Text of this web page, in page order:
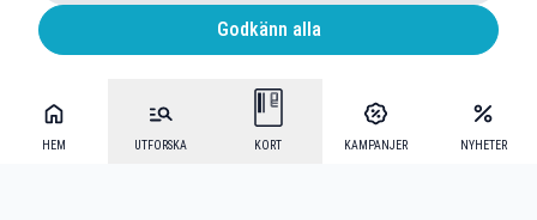
HEM UTFORSKA KORT KAMPANJER NYHETER
Godkänn alla